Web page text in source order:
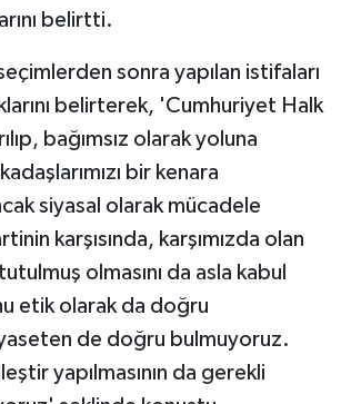
belirtti.
sonra yapılan istifaları
belirterek, 'Cumhuriyet Halk
bağımsız olarak yoluna
bir kenara
siyasal olarak mücadele
karşısında, karşımızda olan
olmasını da asla kabul
etik olarak da doğru
de doğru bulmuyoruz.
yapılmasının da gerekli